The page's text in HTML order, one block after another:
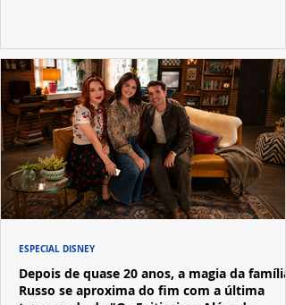
Depois de quase 20 anos, a magia da família
Russo se aproxima do fim com a última
ESPECIAL DISNEY